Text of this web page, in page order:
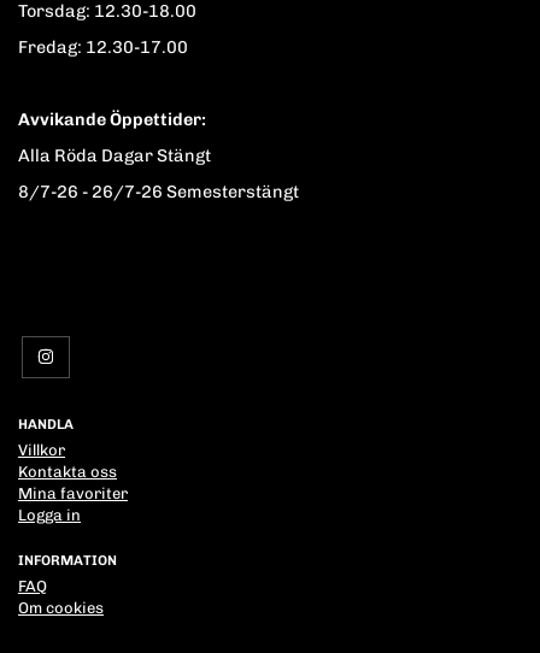
Torsdag: 12.30-18.00
Fredag: 12.30-17.00
Avvikande Öppettider:
Alla Röda Dagar Stängt
8/7-26 - 26/7-26 Semesterstängt
HANDLA
Villkor
Kontakta oss
Mina favoriter
Logga in
INFORMATION
FAQ
Om cookies